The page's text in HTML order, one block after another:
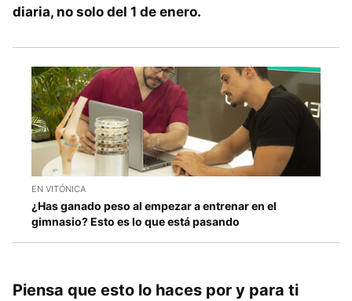
diaria, no solo del 1 de enero.
EN VITÓNICA
¿Has ganado peso al empezar a entrenar en el
gimnasio? Esto es lo que está pasando
Piensa que esto lo haces por y para ti